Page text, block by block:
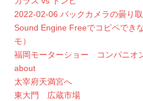
2022-02-06 バックカメラの曇り取
Sound Engine Freeでコピペでき
モ）
福岡モーターショー コンパニオ
about
太宰府天満宮へ
東大門 広蔵市場